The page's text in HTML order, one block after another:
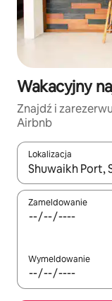
Znajdź i
Airbnb
Lokalizacja
Gdy wyniki będą
Zameldowanie
Wymeldowanie